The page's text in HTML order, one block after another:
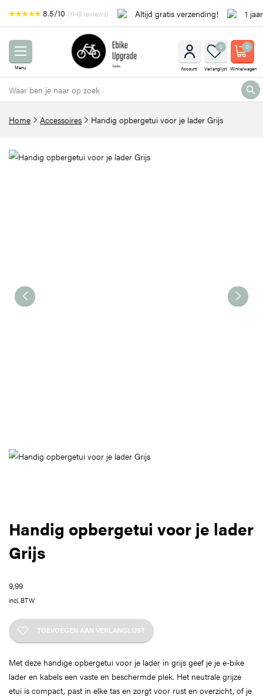
8.5/10 (1149 reviews) Altijd gratis verzending! 1
Menu Account
0
Verlanglijst
0
Winkelwagen
Home Accessoires Handig opbergetui voor je lader Grijs
Handig opbergetui voor je lader
Grijs
9,99
incl. BTW
TOEVOEGEN AAN VERLANGLIJST
Met deze handige opbergetui voor je lader in grijs geef je je e-bike
lader en kabels een vaste en beschermde plek. Het neutrale grijze
etui is compact, past in elke tas en zorgt voor rust en overzicht, of je